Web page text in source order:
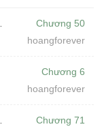
Chương 50
hoangforever
Chương 6
hoangforever
Chương 71